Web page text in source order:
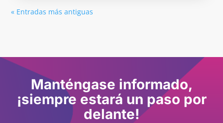
« Entradas más antiguas
Manténgase informado,
¡siempre estará un paso por
delante!